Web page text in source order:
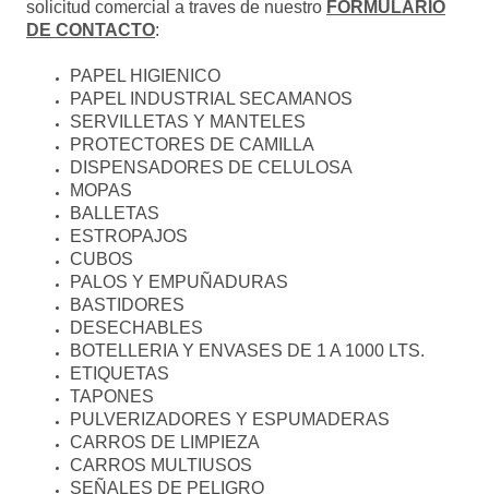
solicitud comercial a traves de nuestro FORMULARIO
DE CONTACTO:
PAPEL HIGIENICO
PAPEL INDUSTRIAL SECAMANOS
SERVILLETAS Y MANTELES
PROTECTORES DE CAMILLA
DISPENSADORES DE CELULOSA
MOPAS
BALLETAS
ESTROPAJOS
CUBOS
PALOS Y EMPUÑADURAS
BASTIDORES
DESECHABLES
BOTELLERIA Y ENVASES DE 1 A 1000 LTS.
ETIQUETAS
TAPONES
PULVERIZADORES Y ESPUMADERAS
CARROS DE LIMPIEZA
CARROS MULTIUSOS
SEÑALES DE PELIGRO